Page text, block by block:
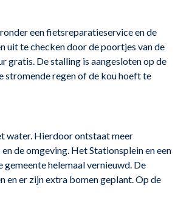
een fietsreparatieservice en de
uit te checken door de poortjes van de
gratis. De stalling is aangesloten op de
stromende regen of de kou hoeft te
water. Hierdoor ontstaat meer
de omgeving. Het Stationsplein en een
helemaal vernieuwd. De
en er zijn extra bomen geplant. Op de